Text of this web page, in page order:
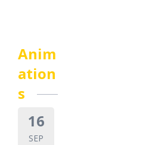
Anim
ation
s
16
SEP